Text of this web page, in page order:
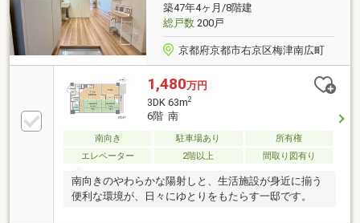
築47年4ヶ月/8階建
総戸数200戸
京都府京都市右京区梅津南広町
1,480万円
3DK 63m2
6階 南
南向き 駐車場あり
所有権
エレベーター
2階以上 間取り図有り
南向きのやわらかな陽射しと、生活施設が身近に揃う
便利な環境が、日々にゆとりをもたらす一邸です。